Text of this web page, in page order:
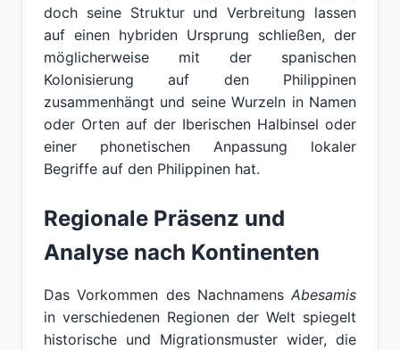
doch seine Struktur und Verbreitung lassen
auf einen hybriden Ursprung schließen, der
möglicherweise mit der spanischen
Kolonisierung auf den Philippinen
zusammenhängt und seine Wurzeln in Namen
oder Orten auf der Iberischen Halbinsel oder
einer phonetischen Anpassung lokaler
Begriffe auf den Philippinen hat.
Regionale Präsenz und
Analyse nach Kontinenten
Das Vorkommen des Nachnamens Abesamis
in verschiedenen Regionen der Welt spiegelt
historische und Migrationsmuster wider, die